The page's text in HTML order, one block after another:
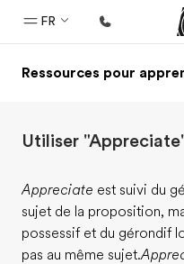
FR
Accueil
Programmes
Bureaux
Trouver un bureau
Ressources pour
Utiliser
Appreciate est suivi du
sujet de la proposition,
possessif et du gérondif
pas au même sujet.